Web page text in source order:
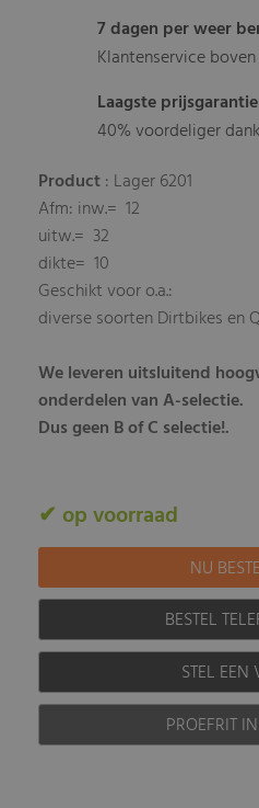
7 dagen per weer
Klantenservice
Laagste prijsgarantie
40% voordeliger
Product: Lager 6201
Afm: inw.= 12
uitw.= 32
dikte= 10
Geschikt voor o.a.:
diverse soorten Dirtbikes en
We leveren uitsluitend
onderdelen van A-selectie.
Dus geen B of C selectie!.
✔ op voorraad
BESTEL
STEL EEN
PROEFRIT